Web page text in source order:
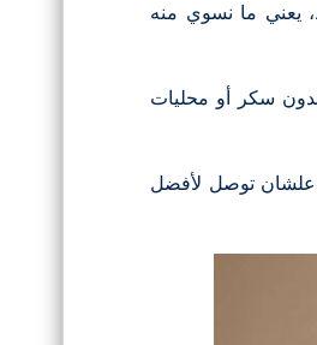
يعني ما نسوي منه
شاي أخضر باليوم، وبدون سكر أو محليات
علشان توصل لأفضل